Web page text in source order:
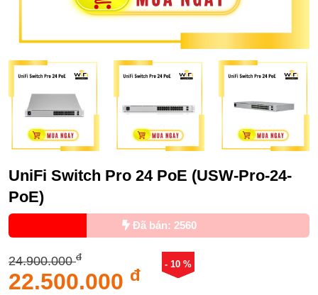
UniFi Switch Pro 24 PoE (USW-Pro-24-
PoE)
Đã bán: 2560
24.900.000đ
22.500.000 đ
- 10 %